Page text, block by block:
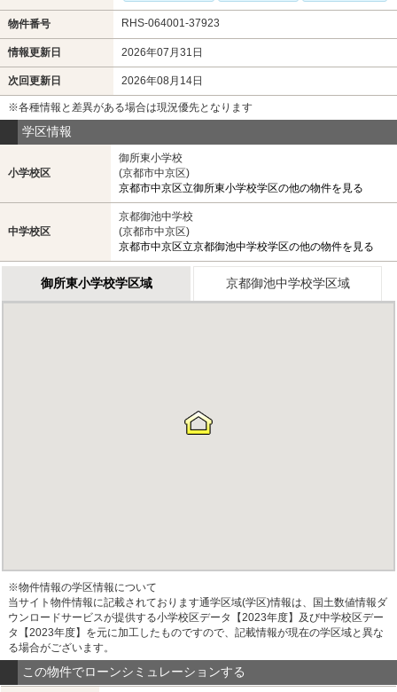
物件番号 RHS-064001-37923
情報更新日 2026年07月31日
次回更新日 2026年08月14日
※各種情報と差異がある場合は現況優先となります
学区情報
小学校区
御所東小学校
(京都市中京区)
京都市中京区立御所東小学校学区の他の物件を見る
中学校区
京都御池中学校
(京都市中京区)
京都市中京区立京都御池中学校学区の他の物件を見る
御所東小学校学区域 京都御池中学校学区域
※物件情報の学区情報について
当サイト物件情報に記載されております通学区域(学区)情報は、国土数値情報ダ
ウンロードサービスが提供する小学校区データ【2023年度】及び中学校区デー
タ【2023年度】を元に加工したものですので、記載情報が現在の学区域と異な
る場合がございます。
この物件でローンシミュレーションする